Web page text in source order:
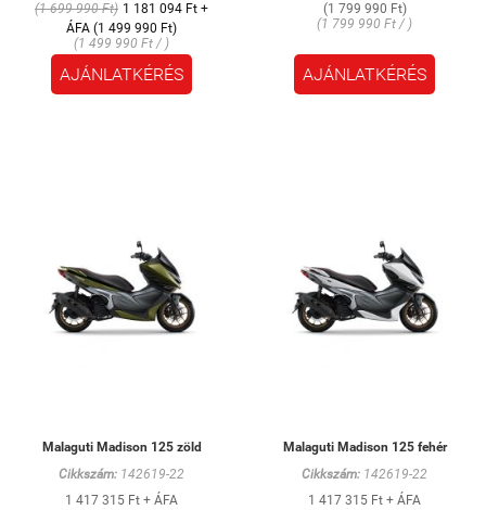
(1 699 990 Ft) 1 181 094 Ft +
ÁFA (1 499 990 Ft)
(1 499 990 Ft / )
AJÁNLATKÉRÉS
(1 799 990 Ft)
(1 799 990 Ft / )
AJÁNLATKÉRÉS
Malaguti Madison 125 zöld
Cikkszám: 142619-22
1 417 315 Ft + ÁFA
Malaguti Madison 125 fehér
Cikkszám: 142619-22
1 417 315 Ft + ÁFA